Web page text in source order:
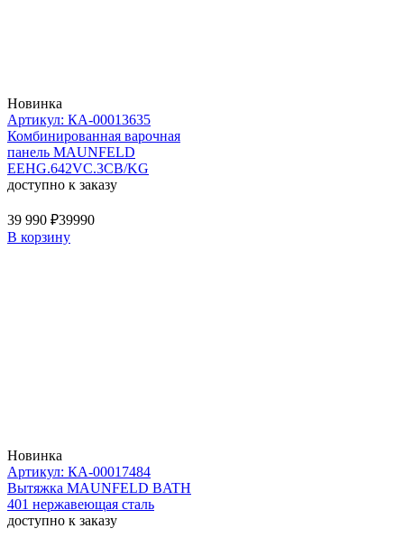
Новинка
Артикул: КА-00013635
Комбинированная варочная
панель MAUNFELD
EEHG.642VC.3CB/KG
доступно к заказу
39 990 ₽39990
В корзину
Новинка
Артикул: КА-00017484
Вытяжка MAUNFELD BATH
401 нержавеющая сталь
доступно к заказу